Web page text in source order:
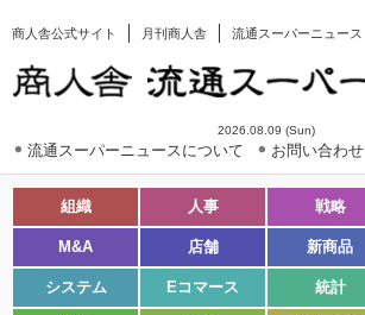
商人舎公式サイト 月刊商人舎 流通スーパーニュース
2026.08.09 (Sun)
流通スーパーニュースについて お問い合わせ
組織 人事 戦略
M&A 店舗 新商品
システム Eコマース 統計